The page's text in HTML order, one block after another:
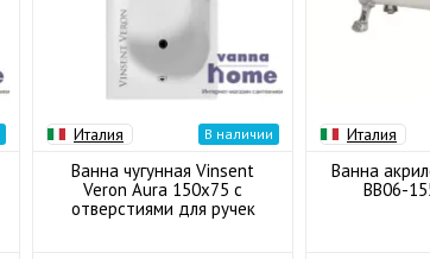
Италия В наличии
Ванна чугунная Vinsent
Veron Aura 150x75 с
отверстиями для ручек
Италия
Ванна
BB06-